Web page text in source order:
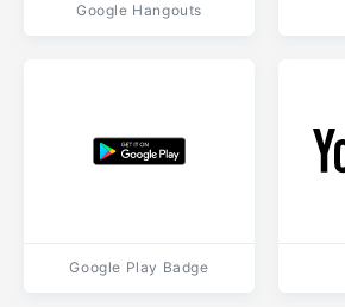
Google Hangouts
Google Play Badge